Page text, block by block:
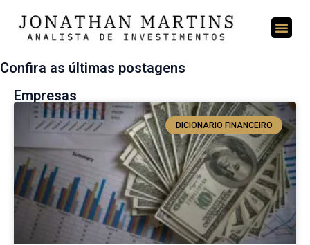
Confira as últimas postagens
Empresas
DICIONARIO FINANCEIRO